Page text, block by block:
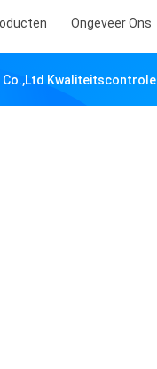
Ongeveer Ons
Co.,ltd Kwaliteitscontrole